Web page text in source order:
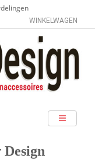
WINKELWAGEN